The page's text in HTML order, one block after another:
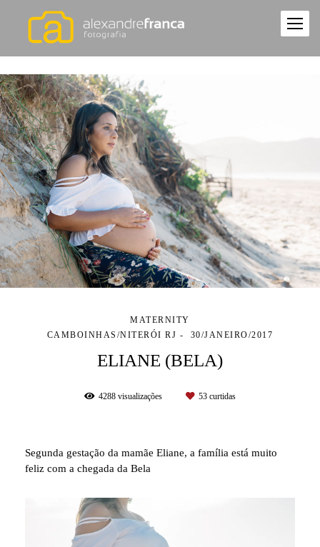
MATERNITY
CAMBOINHAS/NITERÓI RJ
30/JANEIRO/2017
ELIANE (BELA)
4288 visualizações 53 curtidas
Segunda gestação da mamãe Eliane, a família está muito
feliz com a chegada da Bela